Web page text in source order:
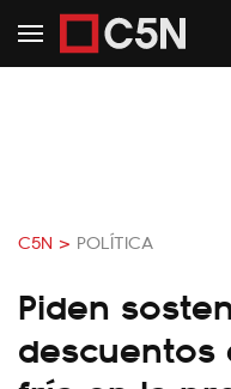
C5N > POLÍTICA
Piden
descuentos